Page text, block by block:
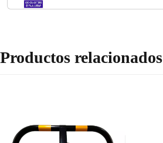
Productos relacionados